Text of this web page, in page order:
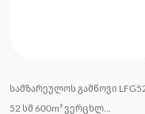
სამზარეულოს გამწოვი
52 სმ 600m³ ვერცხლ...